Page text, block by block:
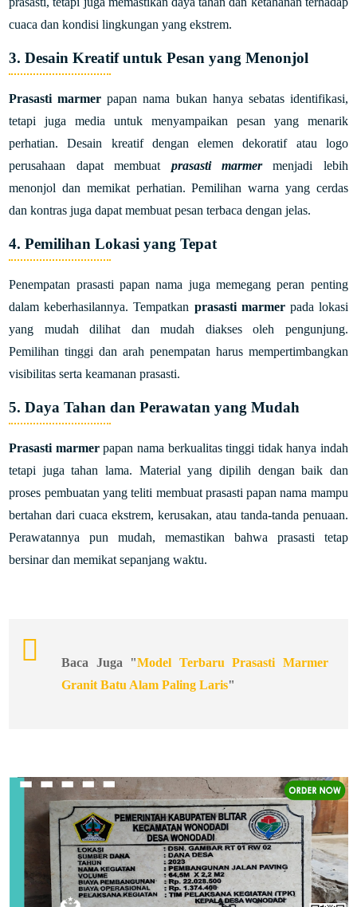
cuaca dan kondisi lingkungan yang ekstrem.
3. Desain Kreatif untuk Pesan yang Menonjol
Prasasti marmer papan nama bukan hanya sebatas identifikasi,
tetapi juga media untuk menyampaikan pesan yang menarik
perhatian. Desain kreatif dengan elemen dekoratif atau logo
perusahaan dapat membuat prasasti marmermenjadi lebih
menonjol dan memikat perhatian. Pemilihan warna yang cerdas
dan kontras juga dapat membuat pesan terbaca dengan jelas.
4. Pemilihan Lokasi yang Tepat
Penempatan prasasti papan nama juga memegang peran penting
dalam keberhasilannya. Tempatkan prasasti marmerpada lokasi
yang mudah dilihat dan mudah diakses oleh pengunjung.
Pemilihan tinggi dan arah penempatan harus mempertimbangkan
visibilitas serta keamanan prasasti.
5. Daya Tahan dan Perawatan yang Mudah
Prasasti marmerpapan nama berkualitas tinggi tidak hanya indah
tetapi juga tahan lama. Material yang dipilih dengan baik dan
proses pembuatan yang teliti membuat prasasti papan nama mampu
bertahan dari cuaca ekstrem, kerusakan, atau tanda-tanda penuaan.
Perawatannya pun mudah, memastikan bahwa prasasti tetap
bersinar dan memikat sepanjang waktu.
Baca Juga "Model Terbaru Prasasti Marmer
Granit Batu Alam Paling Laris"